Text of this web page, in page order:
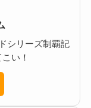
シリーズ制覇記
い！